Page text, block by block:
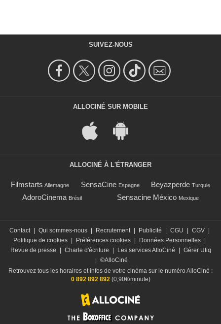
SUIVEZ-NOUS
ALLOCINÉ SUR MOBILE
ALLOCINÉ À L'ÉTRANGER
Filmstarts Allemagne SensaCine Espagne Beyazperde Turquie
AdoroCinema Brésil Sensacine México Mexique
Contact Qui sommes-nous Recrutement Publicité CGU CGV
Politique de cookies
Préférences cookies Données Personnelles
Revue de presse
Charte d'écriture Les services AlloCiné
Gérer Utiq
©AlloCiné
Retrouvez tous les horaires et infos de votre cinéma sur le numéro AlloCiné :
0 892 892 892(0,90€/minute)